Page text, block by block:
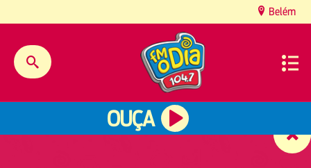
Belém
OUÇA